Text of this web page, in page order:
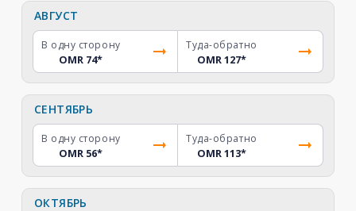
АВГУСТ
В одну сторону
OMR 74*
Туда-обратно
OMR 127*
СЕНТЯБРЬ
В одну сторону
OMR 56*
Туда-обратно
OMR 113*
ОКТЯБРЬ